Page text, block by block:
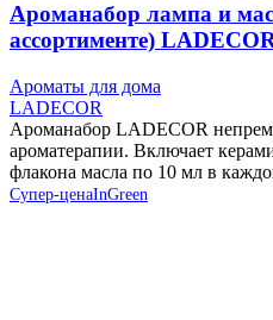
Ароманабор лампа и
ассортименте)
Ароматы для дома
LADECOR
Ароманабор LADECOR
ароматерапии. Включает
флакона масла по 10 мл в
Супер-ценаInGreen